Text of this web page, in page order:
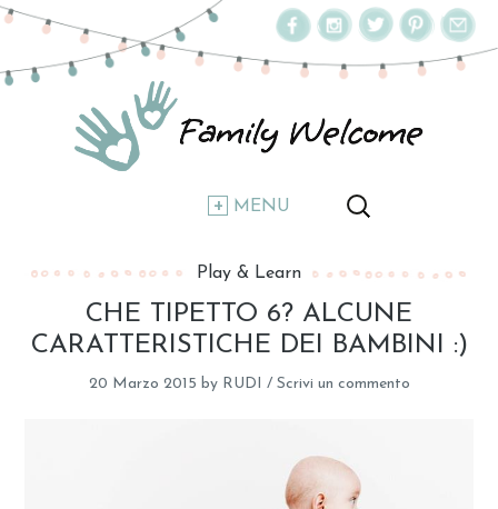
MENU
Play & Learn
CHE TIPETTO 6? ALCUNE
CARATTERISTICHE DEI BAMBINI :)
20 Marzo 2015 by RUDI / Scrivi un commento